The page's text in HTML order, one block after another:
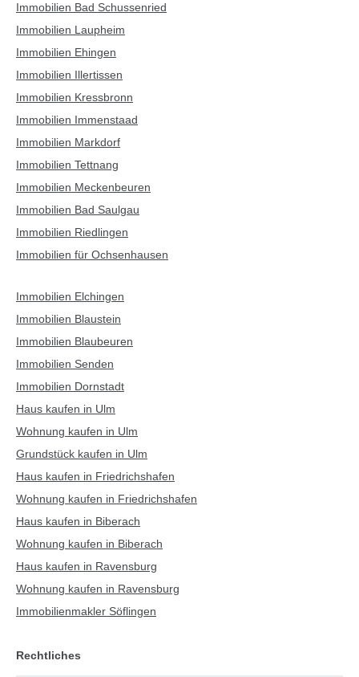
Immobilien Bad Schussenried
Immobilien Laupheim
Immobilien Ehingen
Immobilien Illertissen
Immobilien Kressbronn
Immobilien Immenstaad
Immobilien Markdorf
Immobilien Tettnang
Immobilien Meckenbeuren
Immobilien Bad Saulgau
Immobilien Riedlingen
Immobilien für Ochsenhausen
Immobilien Elchingen
Immobilien Blaustein
Immobilien Blaubeuren
Immobilien Senden
Immobilien Dornstadt
Haus kaufen in Ulm
Wohnung kaufen in Ulm
Grundstück kaufen in Ulm
Haus kaufen in Friedrichshafen
Wohnung kaufen in Friedrichshafen
Haus kaufen in Biberach
Wohnung kaufen in Biberach
Haus kaufen in Ravensburg
Wohnung kaufen in Ravensburg
Immobilienmakler Söflingen
Rechtliches